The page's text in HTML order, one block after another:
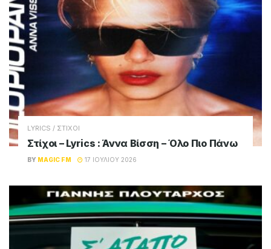
LYRICS / ΣΤΙΧΟΙ
Στίχοι – Lyrics : Άννα Βίσση – Όλο Πιο Πάνω
BY MAGIC FM 17 ΙΟΥΛΊΟΥ 2026